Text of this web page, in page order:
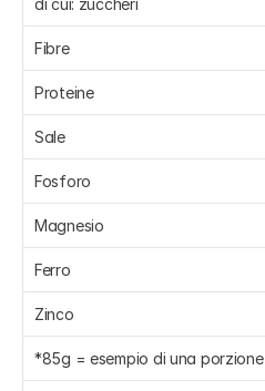
di cui: zuccheri
Fibre
Proteine
Sale
Fosforo
Magnesio
Ferro
Zinco
*85g = esempio di una porzione